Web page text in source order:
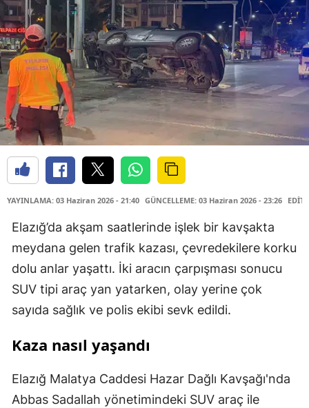
YAYINLAMA: 03 Haziran 2026 - 21:40 GÜNCELLEME: 03 Haziran 2026 - 23:26
Elazığ’da akşam saatlerinde işlek bir kavşakta
meydana gelen trafik kazası, çevredekilere korku
dolu anlar yaşattı. İki aracın çarpışması sonucu
SUV tipi araç yan yatarken, olay yerine çok
sayıda sağlık ve polis ekibi sevk edildi.
Kaza nasıl yaşandı
Elazığ Malatya Caddesi Hazar Dağlı Kavşağı'nda
Abbas Sadallah yönetimindeki SUV araç ile